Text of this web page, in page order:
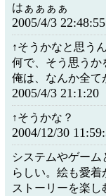
はぁぁぁぁ
2005/4/3 22:48:55
↑そうかなと思う
何で、そう思うか
俺は、なんか全て
2005/4/3 21:1:20
↑そうかな？
2004/12/30
システムやゲー
らしい。絵も愛
ストーリーを楽